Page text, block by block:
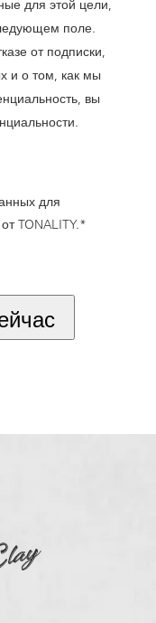
для этой цели,
поле.
от подписки,
и о том, как мы
вы
.
для
TONALITY.*